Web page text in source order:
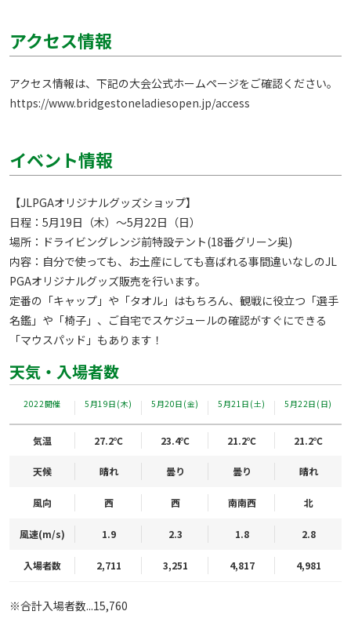
アクセス情報
https://www.bridgestoneladiesopen.jp/access
イベント情報
【JLPGAオリジナルグッズショップ】
日程：5月19日（木）～5月22日（日）
場所：ドライビングレンジ前特設テント(18番グリーン奥)
内容：自分で使っても、お土産にしても喜ばれる事間違いなしのJL
PGAオリジナルグッズ販売を行います。
定番の「キャップ」や「タオル」はもちろん、観戦に役立つ「選手
名鑑」や「椅子」、ご自宅でスケジュールの確認がすぐにできる
「マウスパッド」もあります！
天気・入場者数
2022開催 5月19日(木) 5月20日(金) 5月21日(土) 5月22日(日)
気温 27.2℃ 23.4℃ 21.2℃ 21.2℃
天候 晴れ 曇り 曇り 晴れ
風向 西 西 南南西 北
風速(m/s) 1.9 2.3 1.8 2.8
入場者数 2,711 3,251 4,817 4,981
※合計入場者数...15,760